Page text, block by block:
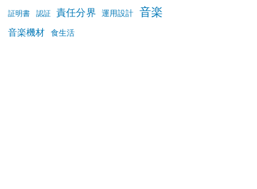
証明書 認証 責任分界 運用設計 音楽
音楽機材 食生活